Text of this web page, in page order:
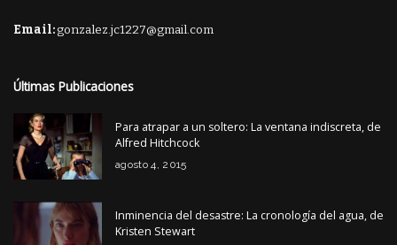
Email:gonzalez.jc1227@gmail.com
Últimas Publicaciones
Para atrapar a un soltero: La ventana indiscreta, de
Alfred Hitchcock
agosto 4, 2015
Inminencia del desastre: La cronología del agua, de
Kristen Stewart